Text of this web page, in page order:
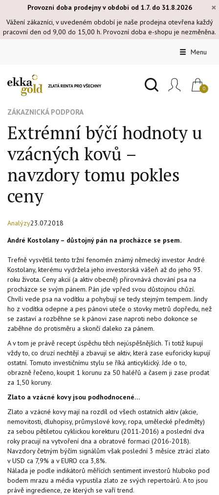
×
Provozní doba prodejny v období od 1.7. do 31.8.2026
Vážení zákazníci, v uvedeném období je naše prodejna otevřena každý
pracovní den od 9,00 do 15,00 h. Provozní doba e-shopu je nezměněna.
Menu
ZÁKAZNICKÁ PODPORA
Extrémní býčí hodnoty u
vzácných kovů –
navzdory tomu pokles
ceny
Analýzy23.07.2018
André Kostolany – důstojný pán na procházce se psem.
Trefně vysvětlil tento tržní fenomén známý německý investor André
Kostolany, kterému vydržela jeho investorská vášeň až do jeho 93.
roku života. Ceny akcií (a aktiv obecně) přirovnává chování psa na
procházce se svým pánem. Pán jde vpřed svou důstojnou chůzí.
Chvíli vede psa na vodítku a pohybují se tedy stejným tempem. Jindy
ho z vodítka odepne a pes pánovi uteče o stovky metrů dopředu, než
se zastaví a rozběhne se k pánovi zase naproti nebo dokonce se
zaběhne do protisměru a skončí daleko za pánem.
A v tom je právě recept úspěchu těch nejúspěšnějších. Ti totiž kupují
vždy to, co druzí nechtějí a zbavují se aktiv, která zase euforicky kupují
ostatní. Tomuto investičnímu stylu se říká anticyklický. Jde o to,
obrazně řečeno, koupit 1 korunu za 50 haléřů a časem ji zase prodat
za 1,50 koruny.
Zlato a vzácné kovy jsou podhodnocené…
Zlato a vzácné kovy mají na rozdíl od všech ostatních aktiv (akcie,
nemovitosti, dluhopisy, průmyslové kovy, ropa, umělecké předměty)
za sebou pětiletou cyklickou korekturu (2011-2016) a poslední dva
roky pracují na vytvoření dna a obratové formaci (2016-2018).
Navzdory četným býčím signálům však poslední 3 měsíce ztrácí zlato
v USD ca 7,9% a v EURO cca 3,8%.
Nálada je podle indikátorů měřících sentiment investorů hluboko pod
bodem mrazu a média vypustila zlato ze svých repertoárů. A to jsou
právě ingredience, ze kterých se vaří trend.